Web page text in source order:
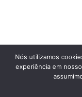
Privacy Policy
Nós utilizamos
experiência em